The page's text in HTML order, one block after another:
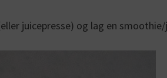
juicepresse) og lag en